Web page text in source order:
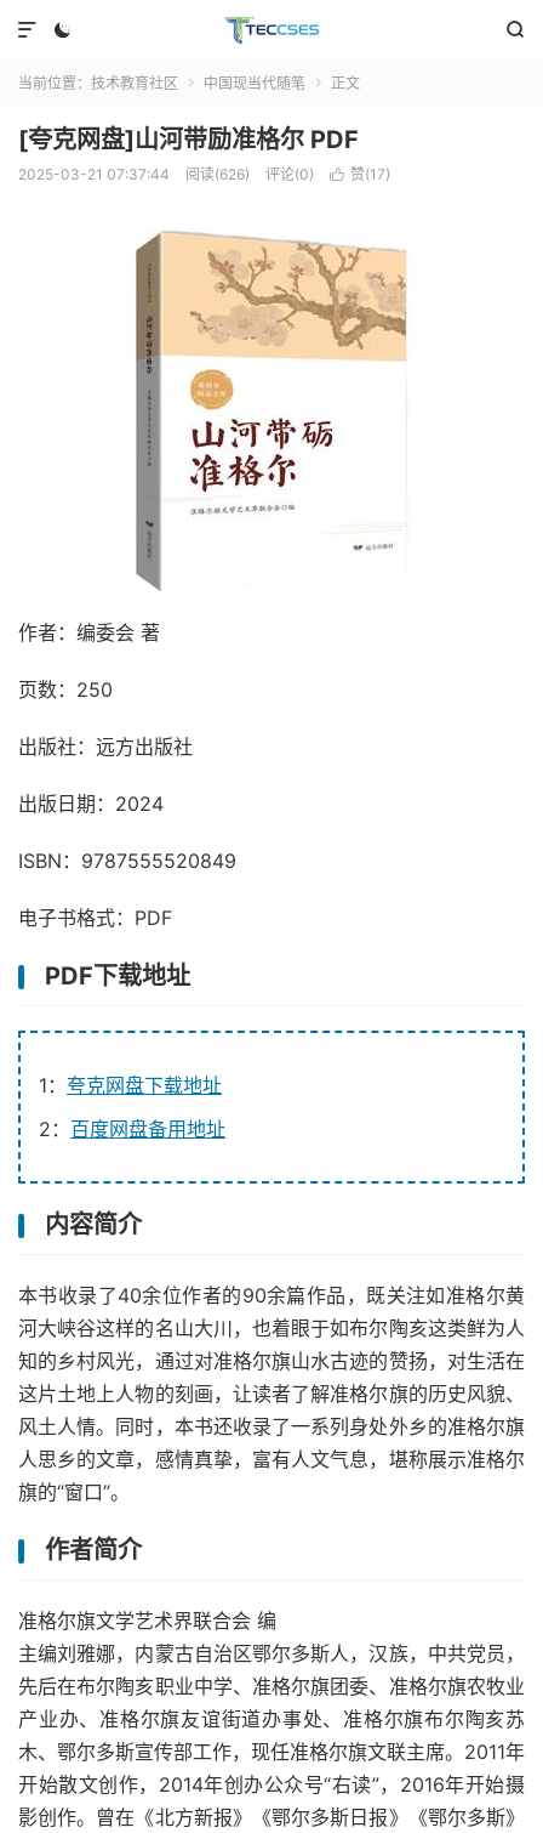
 

当前位置： 技术教育社区  中国现当代随笔  正文
[夸克网盘]山河带励准格尔 PDF
2025-03-21 07:37:44 阅读(626) 评论(0)  赞(17)
作者：编委会 著
页数：250
出版社：远方出版社
出版日期：2024
ISBN：9787555520849
电子书格式：PDF
PDF下载地址
1： 夸克网盘下载地址
2： 百度网盘备用地址
内容简介
本书收录了40余位作者的90余篇作品，既关注如准格尔黄
河大峡谷这样的名山大川，也着眼于如布尔陶亥这类鲜为人
知的乡村风光，通过对准格尔旗山水古迹的赞扬，对生活在
这片土地上人物的刻画，让读者了解准格尔旗的历史风貌、
风土人情。同时，本书还收录了一系列身处外乡的准格尔旗
人思乡的文章，感情真挚，富有人文气息，堪称展示准格尔
旗的“窗口”。
作者简介
准格尔旗文学艺术界联合会 编
主编刘雅娜，内蒙古自治区鄂尔多斯人，汉族，中共党员，
先后在布尔陶亥职业中学、准格尔旗团委、准格尔旗农牧业
产业办、准格尔旗友谊街道办事处、准格尔旗布尔陶亥苏
木、鄂尔多斯宣传部工作，现任准格尔旗文联主席。2011年
开始散文创作，2014年创办公众号“右读”，2016年开始摄
影创作。曾在《北方新报》《鄂尔多斯日报》《鄂尔多斯》